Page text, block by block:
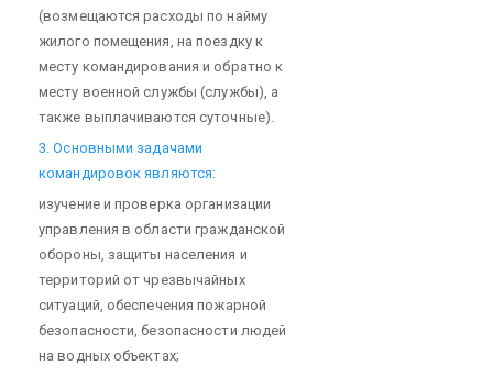
(возмещаются расходы по найму
жилого помещения, на поездку к
месту командирования и обратно к
месту военной службы (службы), а
также выплачиваются суточные).
3. Основными задачами
командировок являются:
изучение и проверка организации
управления в области гражданской
обороны, защиты населения и
территорий от чрезвычайных
ситуаций, обеспечения пожарной
безопасности, безопасности людей
на водных объектах;